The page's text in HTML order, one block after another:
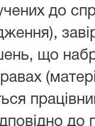
до
що
до